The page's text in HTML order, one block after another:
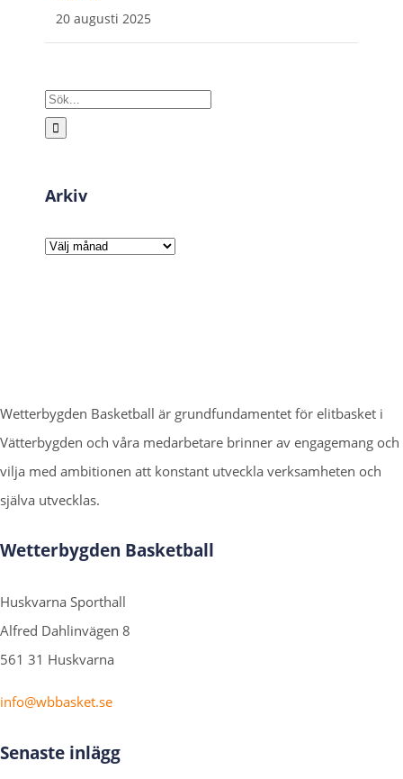
20 augusti 2025
Sök
efter:
Arkiv
Arkiv
Wetterbygden Basketball är grundfundamentet för elitbasket i
Vätterbygden och våra medarbetare brinner av engagemang och
vilja med ambitionen att konstant utveckla verksamheten och
själva utvecklas.
Wetterbygden Basketball
Huskvarna Sporthall
Alfred Dahlinvägen 8
561 31 Huskvarna
info@wbbasket.se
Senaste inlägg